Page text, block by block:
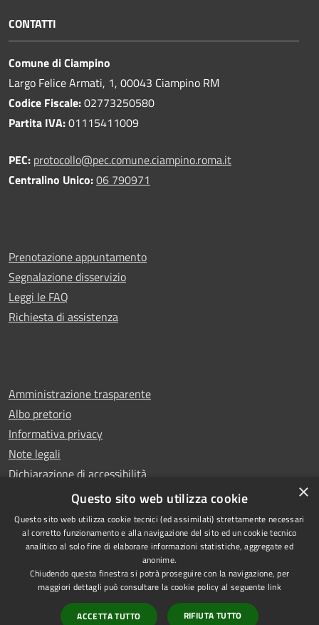
CONTATTI
Comune di Ciampino
Largo Felice Armati, 1, 00043 Ciampino RM
Codice Fiscale:02773250580
Partita IVA:01115411009
PEC: protocollo@pec.comune.ciampino.roma.it
Centralino Unico:06 790971
Prenotazione appuntamento
Segnalazione disservizio
Leggi le FAQ
Richiesta di assistenza
Amministrazione trasparente
Albo pretorio
Informativa privacy
Note legali
Dichiarazione di accessibilità
Whistleblowing
Accessibilità
di Ciampino
Powered byMunicipium
×
Questo sito web utilizza cookie
Questo sito web utilizza cookie tecnici (ed assimilati) strettamente necessari
al corretto funzionamento e alla navigazione del sito ed un cookie tecnico
analitico al solo fine di elaborare informazioni statistiche, aggregate ed
anonime.
Chiudendo questa finestra si potrà proseguire con la navigazione, per
maggiori dettagli può consultare la cookie policy al seguente link
ACCETTA TUTTO RIFIUTA TUTTO